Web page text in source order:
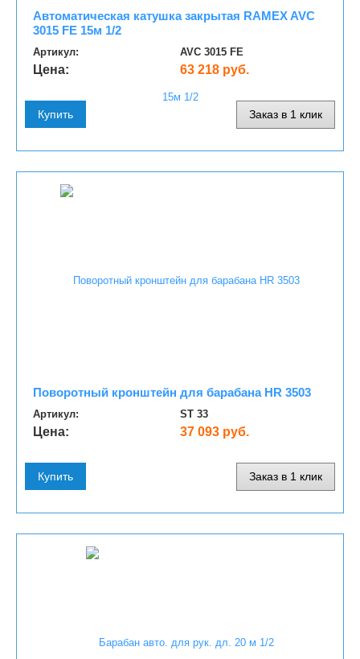
Автоматическая катушка закрытая RAMEX AVC
3015 FE 15м 1/2
Артикул: AVC 3015 FE
Цена: 63 218 руб.
Купить Заказ в 1 клик
Поворотный кронштейн для барабана HR 3503
Артикул: ST 33
Цена: 37 093 руб.
Купить Заказ в 1 клик